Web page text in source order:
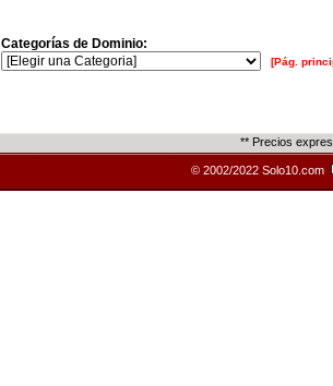
Categorías de Dominio:
[Pág.
** Precios
© 2002/2022 Solo10.com